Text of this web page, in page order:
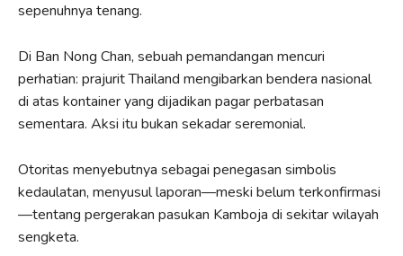
sepenuhnya tenang.
Di Ban Nong Chan, sebuah pemandangan mencuri
perhatian: prajurit Thailand mengibarkan bendera nasional
di atas kontainer yang dijadikan pagar perbatasan
sementara. Aksi itu bukan sekadar seremonial.
Otoritas menyebutnya sebagai penegasan simbolis
kedaulatan, menyusul laporan—meski belum terkonfirmasi
—tentang pergerakan pasukan Kamboja di sekitar wilayah
sengketa.